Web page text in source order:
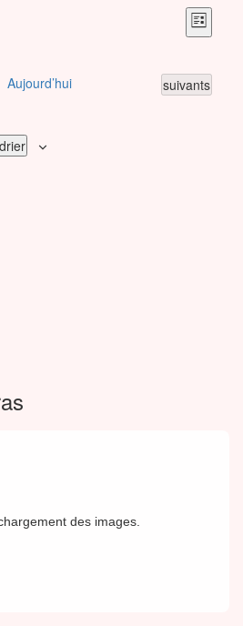
de
Liste
Aujourd’hui Évènements
suivants
des images.